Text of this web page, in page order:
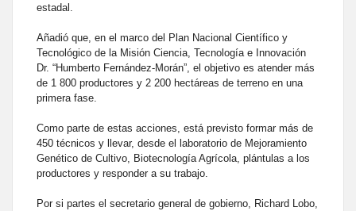
estadal.
Añadió que, en el marco del Plan Nacional Científico y
Tecnológico de la Misión Ciencia, Tecnología e Innovación
Dr. “Humberto Fernández-Morán”, el objetivo es atender más
de 1 800 productores y 2 200 hectáreas de terreno en una
primera fase.
Como parte de estas acciones, está previsto formar más de
450 técnicos y llevar, desde el laboratorio de Mejoramiento
Genético de Cultivo, Biotecnología Agrícola, plántulas a los
productores y responder a su trabajo.
Por si partes el secretario general de gobierno, Richard Lobo,